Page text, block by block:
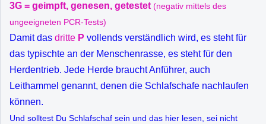
3G = geimpft, genesen, getestet (negativ mittels des
ungeeigneten PCR-Tests)
Damit das dritte P vollends verständlich wird, es steht für
das typischte an der Menschenrasse, es steht für den
Herdentrieb. Jede Herde braucht Anführer, auch
Leithammel genannt, denen die Schlafschafe nachlaufen
können.
Und solltest Du Schlafschaf sein und das hier lesen, sei nicht